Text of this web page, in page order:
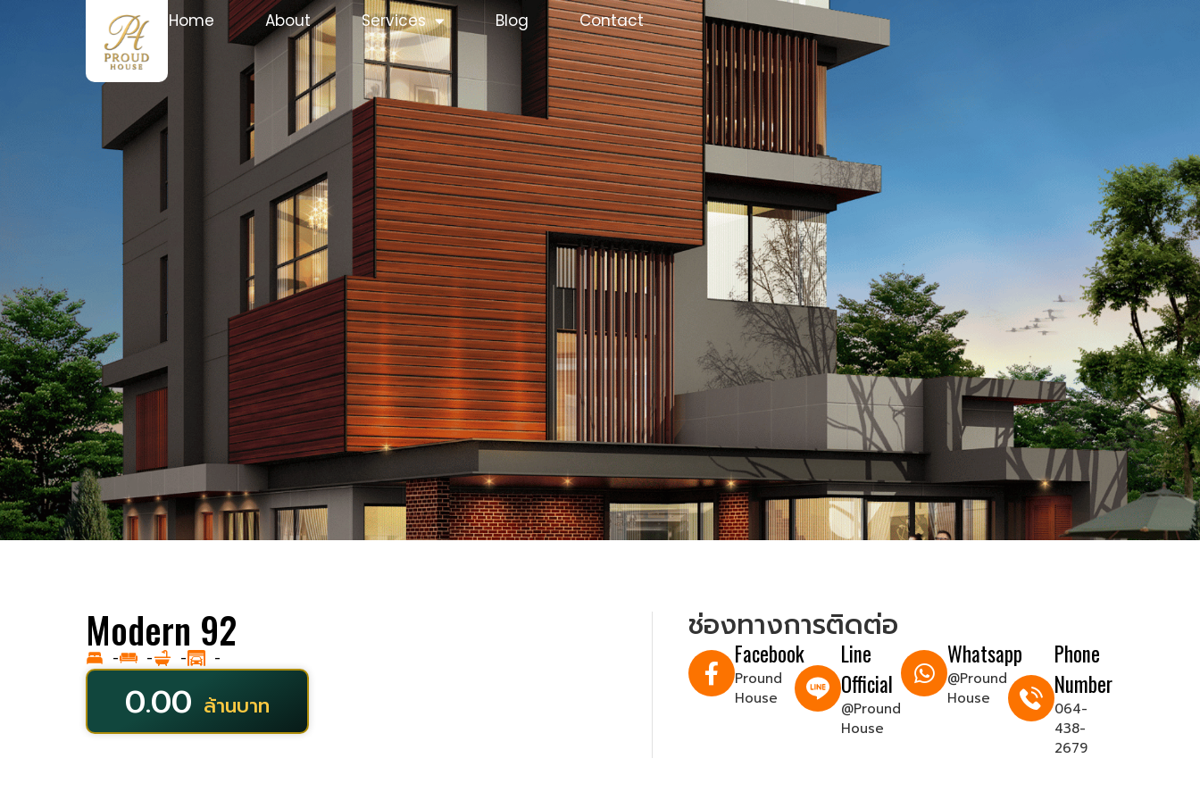
Home About Services Blog Contact
Modern 92
- - - -
0.00 ล้านบาท
ช่องทางการติดต่อ
Facebook
Pround
House
Line
Official
@Pround
House
Whatsapp
@Pround
House
Phone
Number
064-
438-
2679